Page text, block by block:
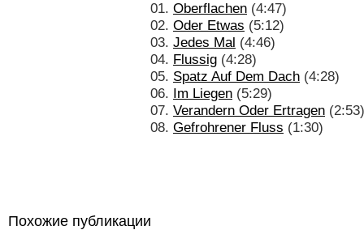
01. Oberflachen (4:47)
02. Oder Etwas (5:12)
03. Jedes Mal (4:46)
04. Flussig (4:28)
05. Spatz Auf Dem Dach (4:28)
06. Im Liegen (5:29)
07. Verandern Oder Ertragen (2:53)
08. Gefrohrener Fluss (1:30)
Похожие публикации